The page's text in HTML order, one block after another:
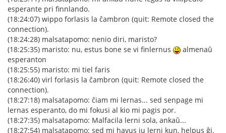
esperante pri finnlando.
(18:24:07) wippo forlasis la ĉambron (quit: Remote closed the
connection).
(18:24:28) malsatapomo: nenio diri, maristo?
(18:25:35) maristo: nu, estus bone se vi finlernus
almenaŭ
esperanton
(18:25:55) maristo: mi tiel faris
(18:26:40) virl forlasis la ĉambron (quit: Remote closed the
connection).
(18:27:18) malsatapomo: ĉiam mi lernas... sed senpage mi
lernas esperanto, do mi fokusi al kio mi pagis por.
(18:27:35) malsatapomo: Malfacila lerni sola, ankaŭ...
(18:27:54) malsatapomo: sed mi havus iu lerni kun, helpus ĝi.